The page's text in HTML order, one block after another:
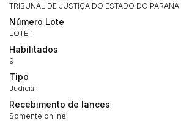
TRIBUNAL DE JUSTIÇA DO ESTADO DO PARANÁ
Número Lote
LOTE 1
Habilitados
9
Tipo
Judicial
Recebimento de lances
Somente online